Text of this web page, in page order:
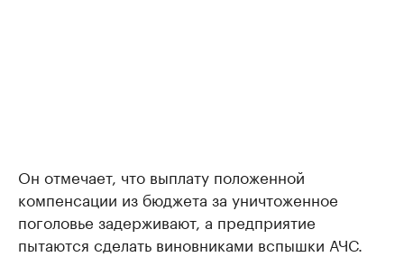
Он отмечает, что выплату положенной
компенсации из бюджета за уничтоженное
поголовье задерживают, а предприятие
пытаются сделать виновниками вспышки АЧС.